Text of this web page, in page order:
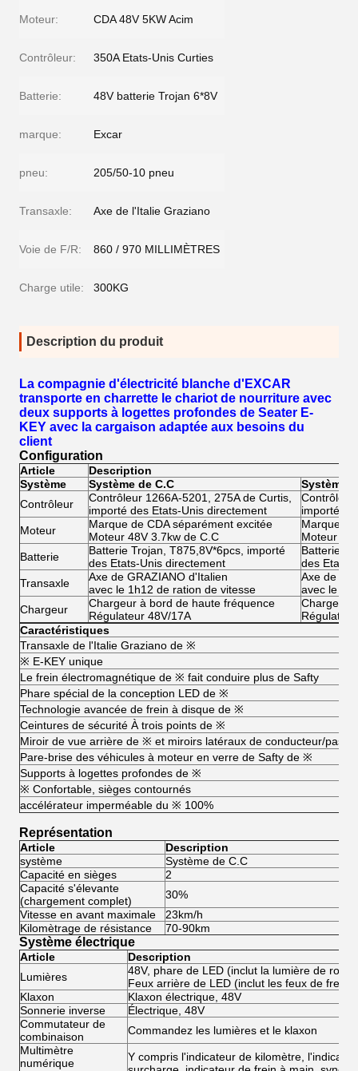
Moteur: CDA 48V 5KW Acim
Contrôleur: 350A Etats-Unis Curties
Batterie: 48V batterie Trojan 6*8V
marque: Excar
pneu: 205/50-10 pneu
Transaxle: Axe de l'Italie Graziano
Voie de F/R: 860 / 970 MILLIMÈTRES
Charge utile: 300KG
Description du produit
La compagnie d'électricité blanche d'EXCAR
transporte en charrette le chariot de nourriture avec
deux supports à logettes profondes de Seater E-
KEY avec la cargaison adaptée aux besoins du
client
Configuration
Article
Description
Système
Système de C.C
Système
Contrôleur
Contrôleur 1266A-5201, 275A de Curtis,
importé des Etats-Unis directement
Contrôleur
importé
Moteur
Marque de CDA séparément excitée
Moteur 48V 3.7kw de C.C
Marque
Moteur à
Batterie
Batterie Trojan, T875,8V*6pcs, importé
des Etats-Unis directement
Batterie
des Etats-
Transaxle
Axe de GRAZIANO d'Italien
avec le 1h12 de ration de vitesse
Axe de
avec le
Chargeur
Chargeur à bord de haute fréquence
Régulateur 48V/17A
Chargeur
Caractéristiques
Transaxle de l'Italie Graziano de ※
※ E-KEY unique
Le frein électromagnétique de ※ fait conduire plus de Safty
Phare spécial de la conception LED de ※
Technologie avancée de frein à disque de ※
Ceintures de sécurité À trois points de ※
Miroir de vue arrière de ※ et miroirs latéraux de conducteur/
Pare-brise des véhicules à moteur en verre de Safty de ※
Supports à logettes profondes de ※
※ Confortable, sièges contournés
accélérateur imperméable du ※ 100%
Représentation
Article
Description
système
Système de C.C
Capacité en sièges
2
Capacité s'élevante
(chargement complet)
30%
Vitesse en avant maximale
23km/h
Kilomètrage de résistance
70-90km
Système électrique
Article
Description
Lumières
48V, phare de LED (inclut la lumière de
Feux arrière de LED (inclut les feux de
Klaxon
Klaxon électrique, 48V
Sonnerie inverse
Électrique, 48V
Commutateur de
combinaison
Commandez les lumières et le klaxon
Multimètre
numérique
Y compris l'indicateur de kilomètre,